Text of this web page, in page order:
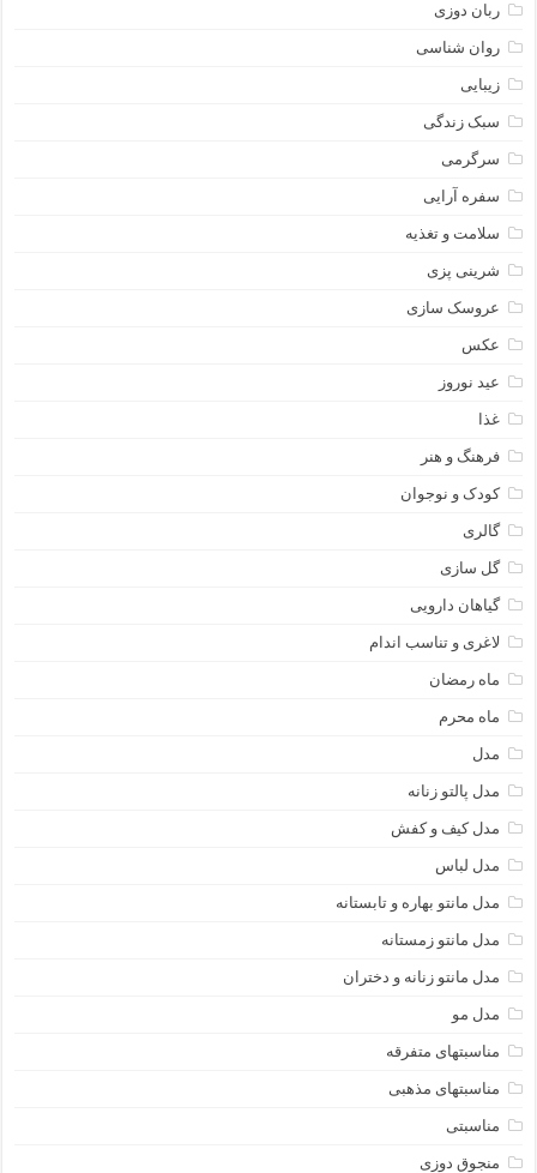
ربان دوزی
روان شناسی
زیبایی
سبک زندگی
سرگرمی
سفره آرایی
سلامت و تغذیه
شرینی پزی
عروسک سازی
عکس
عید نوروز
غذا
فرهنگ و هنر
کودک و نوجوان
گالری
گل سازی
گیاهان دارویی
لاغری و تناسب اندام
ماه رمضان
ماه محرم
مدل
مدل پالتو زنانه
مدل کیف و کفش
مدل لباس
مدل مانتو بهاره و تابستانه
مدل مانتو زمستانه
مدل مانتو زنانه و دختران
مدل مو
مناسبتهای متفرقه
مناسبتهای مذهبی
مناسبتی
منجوق دوزی